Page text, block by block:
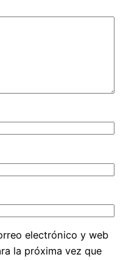
electrónico y web
la próxima vez que